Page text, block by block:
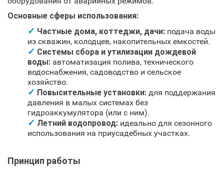
Основные сферы использования:
Частные дома, коттеджи, дачи: подача воды
из скважин, колодцев, накопительных емкостей.
Системы сбора и утилизации дождевой
воды: автоматизация полива, технического
водоснабжения, садоводство и сельское
хозяйство.
Повысительные установки: для поддержания
давления в малых системах без
гидроаккумулятора (или с ним).
Летний водопровод: идеально для сезонного
использования на приусадебных участках.
Принцип работы